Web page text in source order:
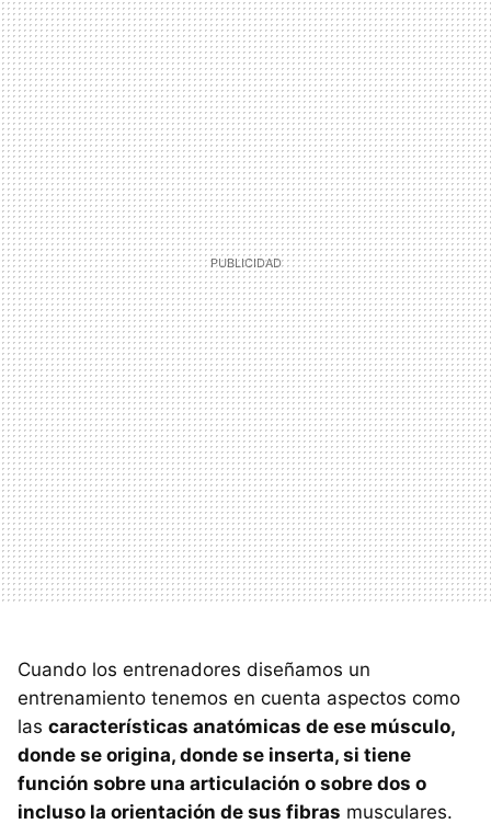
Cuando los entrenadores diseñamos un
entrenamiento tenemos en cuenta aspectos como
las características anatómicas de ese músculo,
donde se origina, donde se inserta, si tiene
función sobre una articulación o sobre dos o
incluso la orientación de sus fibras musculares.